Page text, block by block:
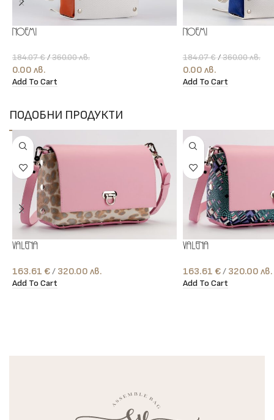
Noemi
184.07€/360.00лв.
0.00лв.
Add To Cart
Noemi
184.07€/360.00лв.
0.00 лв.
Add To Cart
ПОДОБНИ ПРОДУКТИ
Valena
163.61€ лв.
Add To Cart
Valena
163.61 € лв.
Add To Cart